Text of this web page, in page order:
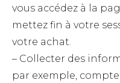
vous accédez à la
mettez fin à votre
votre achat.
– Collecter des
par exemple,